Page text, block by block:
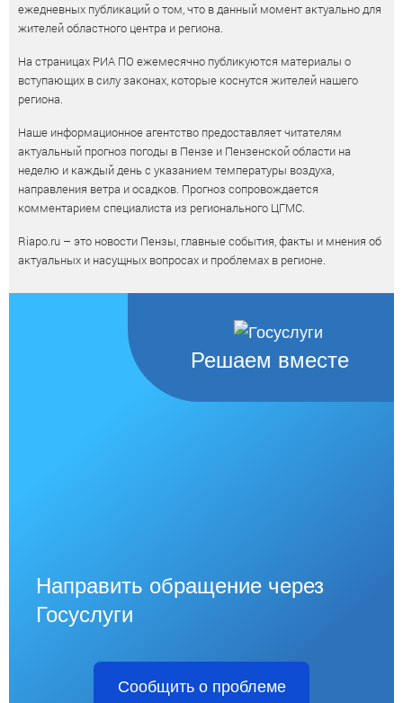
ежедневных публикаций о том, что в данный момент актуально для
жителей областного центра и региона.
На страницах РИА ПО ежемесячно публикуются материалы о
вступающих в силу законах, которые коснутся жителей нашего
региона.
Наше информационное агентство предоставляет читателям
актуальный прогноз погоды в Пензе и Пензенской области на
неделю и каждый день с указанием температуры воздуха,
направления ветра и осадков. Прогноз сопровождается
комментарием специалиста из регионального ЦГМС.
Riapo.ru – это новости Пензы, главные события, факты и мнения об
актуальных и насущных вопросах и проблемах в регионе.
Решаем вместе
Направить обращение через
Госуслуги
Сообщить о проблеме